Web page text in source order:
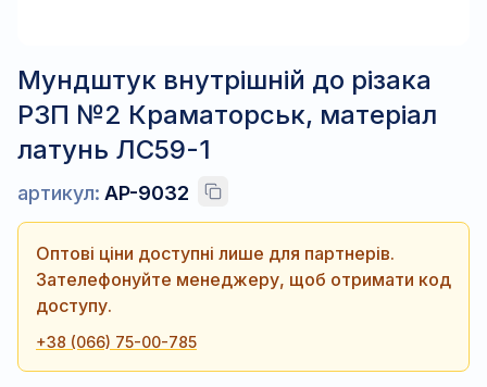
Мундштук внутрішній до різака
Р3П №2 Краматорськ, матеріал
латунь ЛС59-1
артикул: AP-9032
Оптові ціни доступні лише для партнерів.
Зателефонуйте менеджеру, щоб отримати код
доступу.
+38 (066) 75-00-785